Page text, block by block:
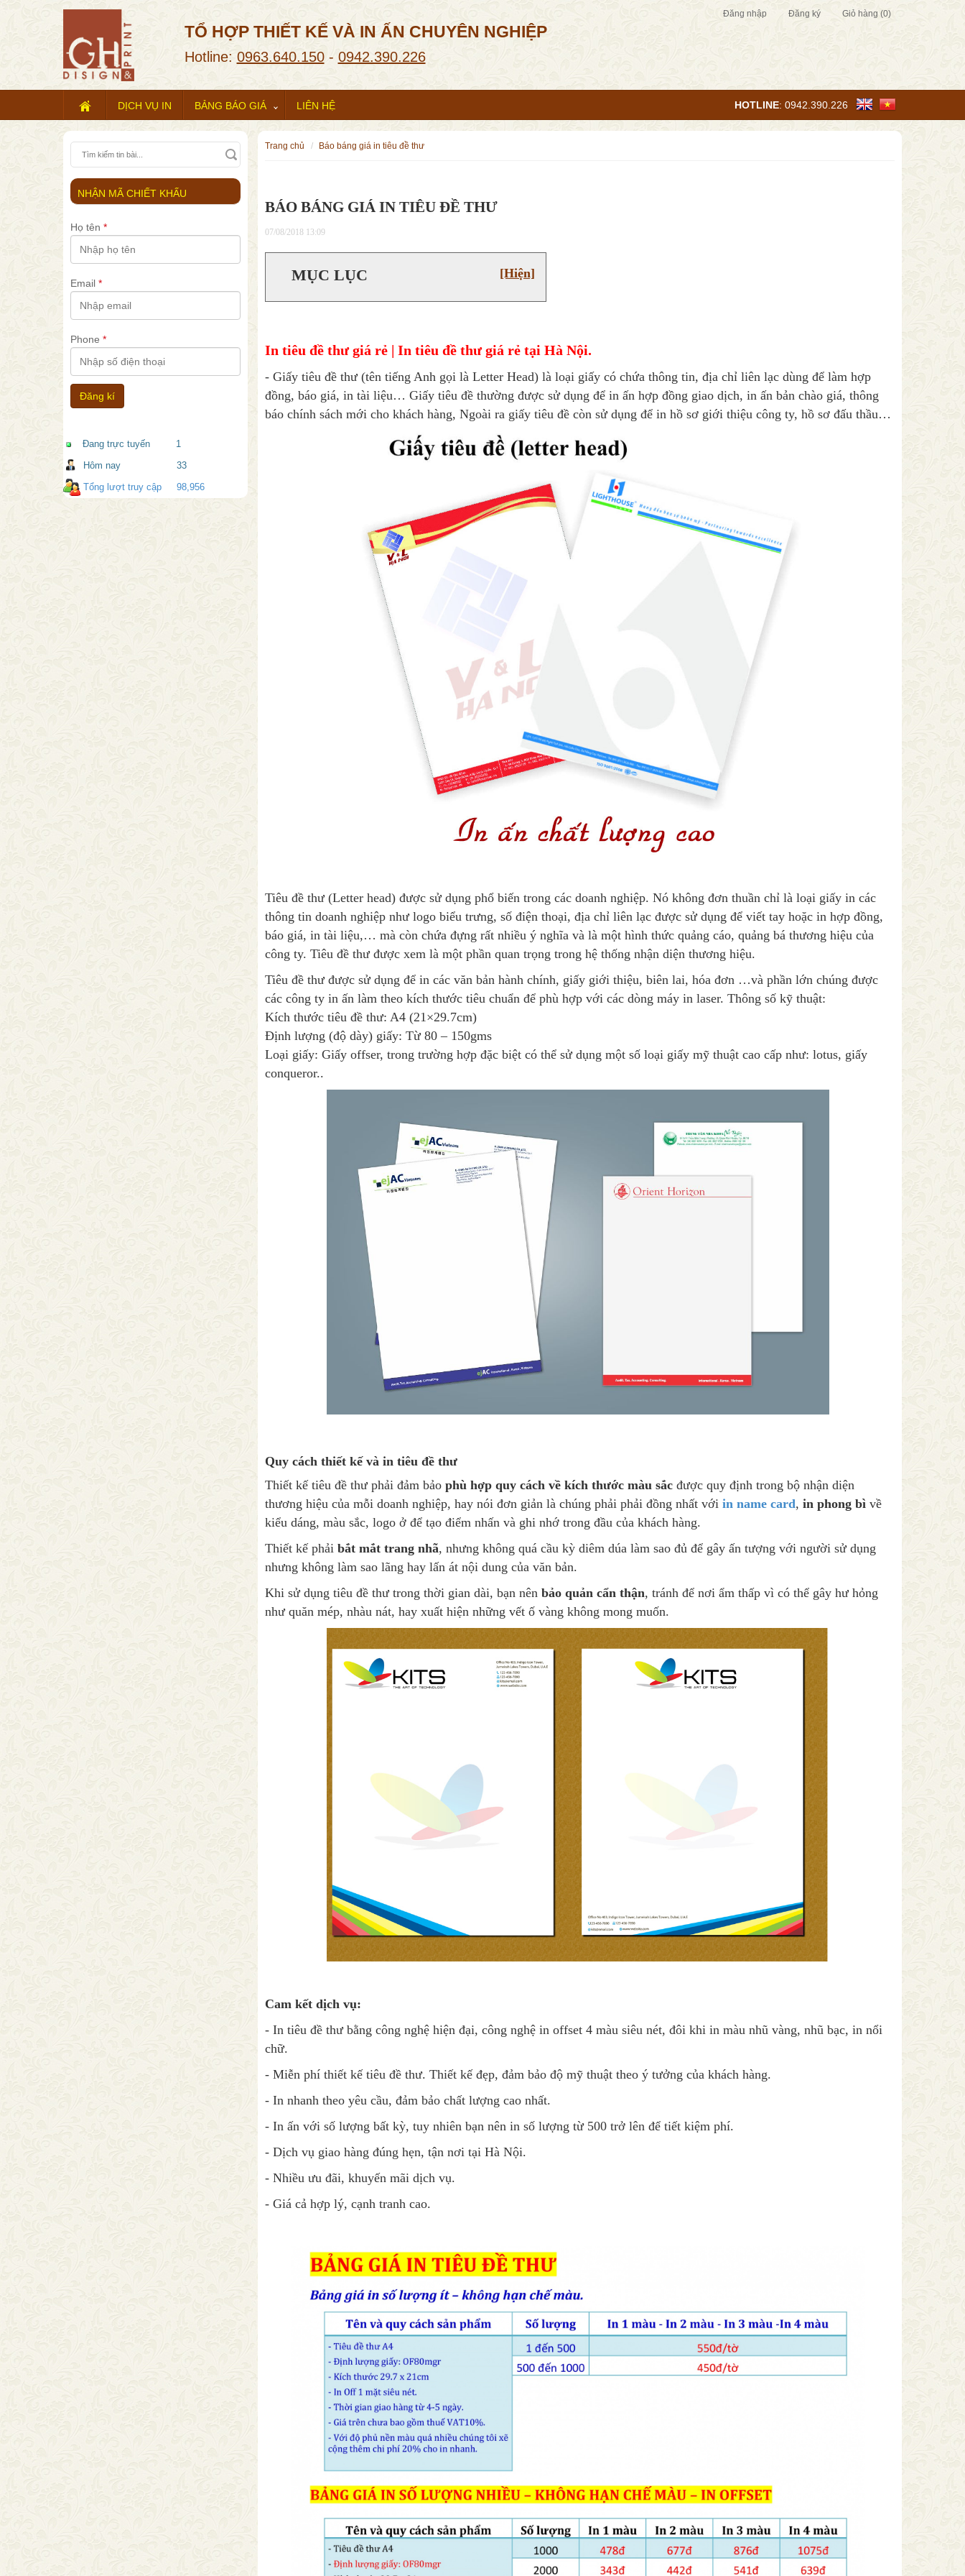
TỔ HỢP THIẾT KẾ VÀ IN ẤN CHUYÊN NGHIỆP
Hotline: 0963.640.150- 0942.390.226
Đăng nhập Đăng ký Giỏ hàng (0)
HOTLINE: 0942.390.226
DỊCH VỤ IN BẢNG BÁO GIÁ LIÊN HỆ
NHẬN MÃ CHIẾT KHẤU
Họ tên *
Email *
Phone *
Đang trực tuyến
1
Hôm nay
33
Tổng lượt truy cập
98,956
trang chủ báo báng giá in tiêu đề thư
BÁO BÁNG GIÁ IN TIÊU ĐỀ THƯ
07/08/2018 13:09
[Hiện]
MỤC LỤC
In tiêu đề thư giá rẻ | In tiêu đề thư giá rẻ tại Hà Nội.
- Giấy tiêu đề thư (tên tiếng Anh gọi là Letter Head) là loại giấy có chứa thông tin, địa chỉ liên lạc dùng để làm hợp
đồng, báo giá, in tài liệu… Giấy tiêu đề thường được sử dụng để in ấn hợp đồng giao dịch, in ấn bản chào giá, thông
báo chính sách mới cho khách hàng, Ngoài ra giấy tiêu đề còn sử dụng để in hồ sơ giới thiệu công ty, hồ sơ đấu thầu…
Tiêu đề thư (Letter head) được sử dụng phổ biến trong các doanh nghiệp. Nó không đơn thuần chỉ là loại giấy in các
thông tin doanh nghiệp như logo biểu trưng, số điện thoại, địa chỉ liên lạc được sử dụng để viết tay hoặc in hợp đồng,
báo giá, in tài liệu,… mà còn chứa đựng rất nhiều ý nghĩa và là một hình thức quảng cáo, quảng bá thương hiệu của
công ty. Tiêu đề thư được xem là một phần quan trọng trong hệ thống nhận diện thương hiệu.
Tiêu đề thư được sử dụng để in các văn bản hành chính, giấy giới thiệu, biên lai, hóa đơn …và phần lớn chúng được
các công ty in ấn làm theo kích thước tiêu chuẩn để phù hợp với các dòng máy in laser. Thông số kỹ thuật:
Kích thước tiêu đề thư: A4 (21×29.7cm)
Định lượng (độ dày) giấy: Từ 80 – 150gms
Loại giấy: Giấy offser, trong trường hợp đặc biệt có thể sử dụng một số loại giấy mỹ thuật cao cấp như: lotus, giấy
conqueror..
Quy cách thiết kế và in tiêu đề thư
Thiết kế tiêu đề thư phải đảm bảo phù hợp quy cách về kích thước màu sắc được quy định trong bộ nhận diện
thương hiệu của mỗi doanh nghiệp, hay nói đơn giản là chúng phải phải đồng nhất với in name card, in phong bì về
kiểu dáng, màu sắc, logo ở để tạo điểm nhấn và ghi nhớ trong đầu của khách hàng.
Thiết kế phải bắt mắt trang nhã, nhưng không quá cầu kỳ diêm dúa làm sao đủ để gây ấn tượng với người sử dụng
nhưng không làm sao lãng hay lấn át nội dung của văn bản.
Khi sử dụng tiêu đề thư trong thời gian dài, bạn nên bảo quản cẩn thận, tránh để nơi ẩm thấp vì có thể gây hư hỏng
như quăn mép, nhàu nát, hay xuất hiện những vết ố vàng không mong muốn.
Cam kết dịch vụ:
- In tiêu đề thư bằng công nghệ hiện đại, công nghệ in offset 4 màu siêu nét, đôi khi in màu nhũ vàng, nhũ bạc, in nổi
chữ.
- Miễn phí thiết kế tiêu đề thư. Thiết kế đẹp, đảm bảo độ mỹ thuật theo ý tưởng của khách hàng.
- In nhanh theo yêu cầu, đảm bảo chất lượng cao nhất.
- In ấn với số lượng bất kỳ, tuy nhiên bạn nên in số lượng từ 500 trở lên để tiết kiệm phí.
- Dịch vụ giao hàng đúng hẹn, tận nơi tại Hà Nội.
- Nhiều ưu đãi, khuyến mãi dịch vụ.
- Giá cả hợp lý, cạnh tranh cao.